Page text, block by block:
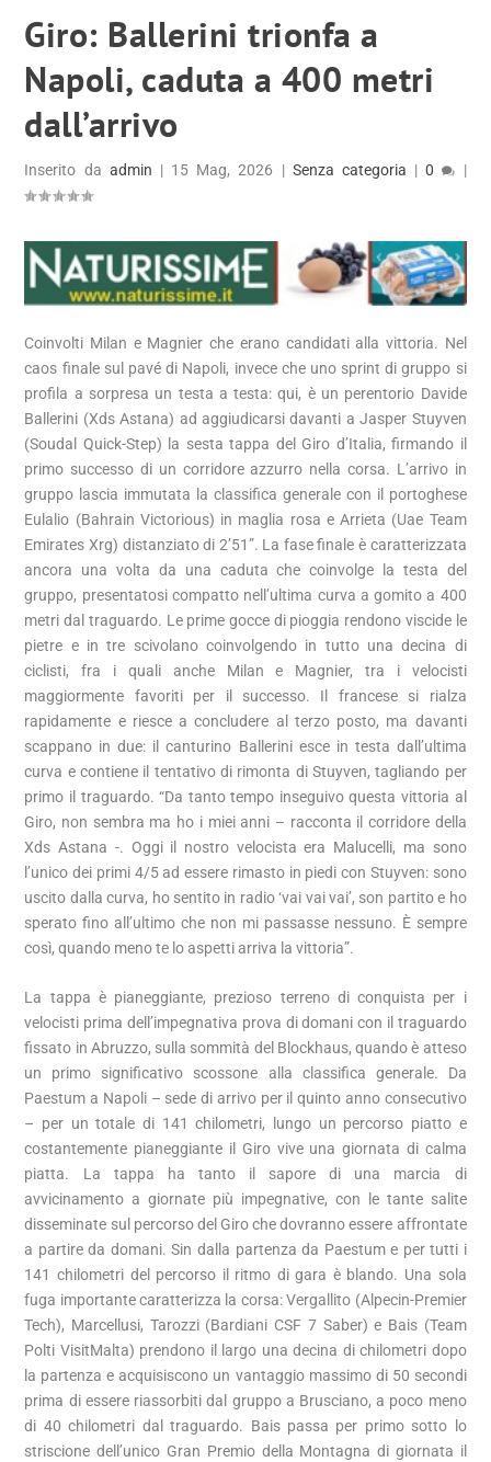
Giro: Ballerini trionfa a
Napoli, caduta a 400 metri
dall’arrivo
Inserito da admin | 15 Mag, 2026 | Senza categoria |0 |
Coinvolti Milan e Magnier che erano candidati alla vittoria. Nel
caos finale sul pavé di Napoli, invece che uno sprint di gruppo si
profila a sorpresa un testa a testa: qui, è un perentorio Davide
Ballerini (Xds Astana) ad aggiudicarsi davanti a Jasper Stuyven
(Soudal Quick-Step) la sesta tappa del Giro d’Italia, firmando il
primo successo di un corridore azzurro nella corsa. L’arrivo in
gruppo lascia immutata la classifica generale con il portoghese
Eulalio (Bahrain Victorious) in maglia rosa e Arrieta (Uae Team
Emirates Xrg) distanziato di 2’51”. La fase finale è caratterizzata
ancora una volta da una caduta che coinvolge la testa del
gruppo, presentatosi compatto nell’ultima curva a gomito a 400
metri dal traguardo. Le prime gocce di pioggia rendono viscide le
pietre e in tre scivolano coinvolgendo in tutto una decina di
ciclisti, fra i quali anche Milan e Magnier, tra i velocisti
maggiormente favoriti per il successo. Il francese si rialza
rapidamente e riesce a concludere al terzo posto, ma davanti
scappano in due: il canturino Ballerini esce in testa dall’ultima
curva e contiene il tentativo di rimonta di Stuyven, tagliando per
primo il traguardo. “Da tanto tempo inseguivo questa vittoria al
Giro, non sembra ma ho i miei anni – racconta il corridore della
Xds Astana -. Oggi il nostro velocista era Malucelli, ma sono
l’unico dei primi 4/5 ad essere rimasto in piedi con Stuyven: sono
uscito dalla curva, ho sentito in radio ‘vai vai vai’, son partito e ho
sperato fino all’ultimo che non mi passasse nessuno. È sempre
così, quando meno te lo aspetti arriva la vittoria”.
La tappa è pianeggiante, prezioso terreno di conquista per i
velocisti prima dell’impegnativa prova di domani con il traguardo
fissato in Abruzzo, sulla sommità del Blockhaus, quando è atteso
un primo significativo scossone alla classifica generale. Da
Paestum a Napoli – sede di arrivo per il quinto anno consecutivo
– per un totale di 141 chilometri, lungo un percorso piatto e
costantemente pianeggiante il Giro vive una giornata di calma
piatta. La tappa ha tanto il sapore di una marcia di
avvicinamento a giornate più impegnative, con le tante salite
disseminate sul percorso del Giro che dovranno essere affrontate
a partire da domani. Sin dalla partenza da Paestum e per tutti i
141 chilometri del percorso il ritmo di gara è blando. Una sola
fuga importante caratterizza la corsa: Vergallito (Alpecin-Premier
Tech), Marcellusi, Tarozzi (Bardiani CSF 7 Saber) e Bais (Team
Polti VisitMalta) prendono il largo una decina di chilometri dopo
la partenza e acquisiscono un vantaggio massimo di 50 secondi
prima di essere riassorbiti dal gruppo a Brusciano, a poco meno
di 40 chilometri dal traguardo. Bais passa per primo sotto lo
striscione dell’unico Gran Premio della Montagna di giornata il